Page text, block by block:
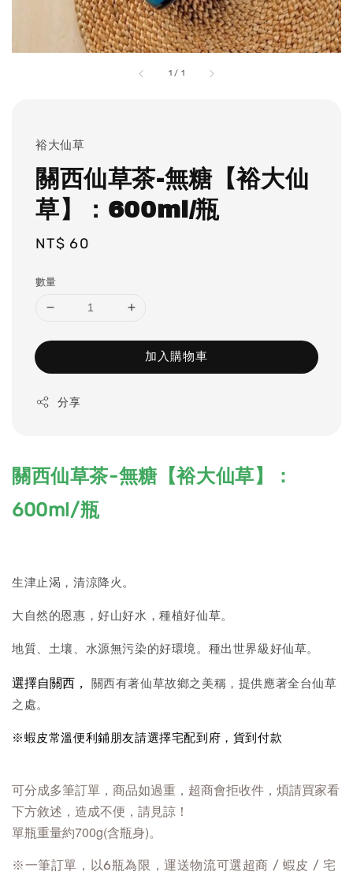
1 / 1
裕大仙草
關西仙草茶-無糖【裕大仙
草】：600ml/瓶
Regular
NT$ 60
數量
加入購物車
分享
關西仙草茶-無糖【裕大仙草】：
600ml/瓶
生津止渴，清涼降火。
大自然的恩惠，好山好水，種植好仙草。
地質、土壤、水源無污染的好環境。種出世界級好仙草。
選擇自關西，
關西有著仙草故鄉之美稱，提供應著全台仙草
之處。
※蝦皮常溫便利鋪朋友請選擇宅配到府，貨到付款
可分成多筆訂單， 商品如過重，超商會拒收件，煩請買家看
下方敘述，造成不便，請見諒！
單瓶重量約700g(含瓶身)。
※一筆訂單，以6瓶為限，運送物流可選超商 / 蝦皮 / 宅